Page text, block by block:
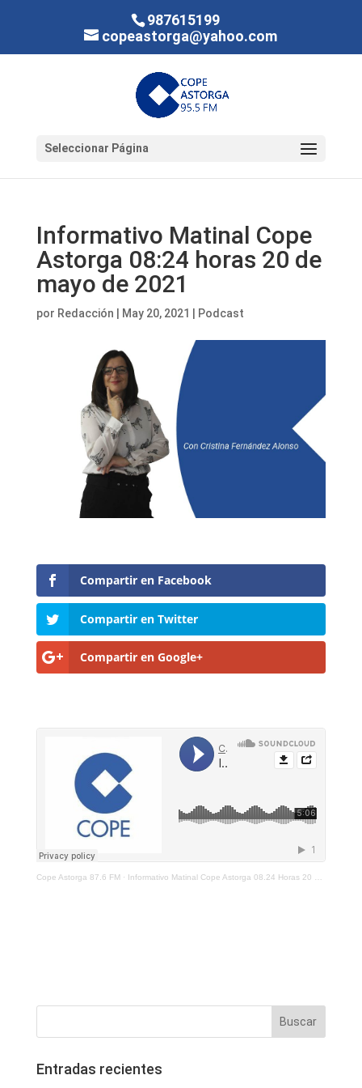
987615199
copeastorga@yahoo.com
Seleccionar Página
Informativo Matinal Cope
Astorga 08:24 horas 20 de
mayo de 2021
por Redacción May 20, 2021 Podcast
Compartir en Facebook
Compartir en Twitter
Compartir en Google+
Cope Astorga 87.6 FM· Informativo Matinal Cope Astorga 08.24 Horas 20 De Mayo 2021
Entradas recientes